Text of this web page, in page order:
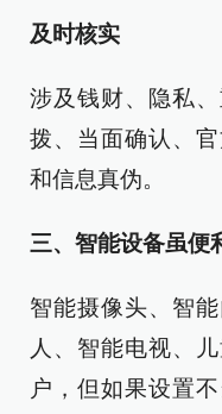
及时核实
涉及钱财、隐私
拨、当面确认、
和信息真伪。
三、智能设备虽便
智能摄像头、智
人、智能电视、
户，但如果设置